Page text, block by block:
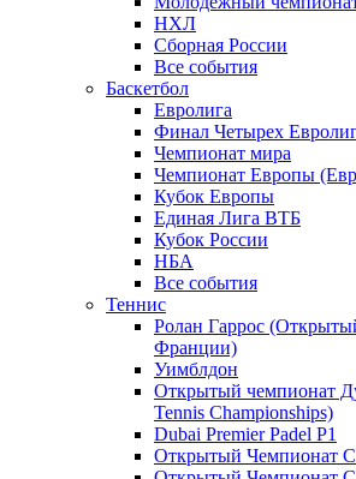
НХЛ
Сборная России
Все события
Баскетбол
Евролига
Финал Четырех
Чемпионат мира
Чемпионат Европы
Кубок Европы
Единая Лига ВТБ
Кубок России
НБА
Все события
Теннис
Ролан Гаррос
Франции)
Уимблдон
Открытый чемпионат
Tennis Championships)
Dubai Premier Padel P1
Открытый Чемпионат